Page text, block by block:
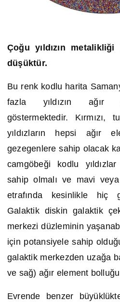
Çoğu yıldızın
düşüktür.
Bu renk kodlu harita
fazla yıldızın ağır
göstermektedir. Kırmızı,
yıldızların hepsi ağır
gezegenlere sahip olacak
camgöbeği kodlu
sahip olmalı ve mavi veya
etrafında kesinlikle hiç
Galaktik diskin galaktik
merkezi düzleminin
için potansiyele sahip
galaktik merkezden uzağa
ve sağ) ağır element
Evrende benzer